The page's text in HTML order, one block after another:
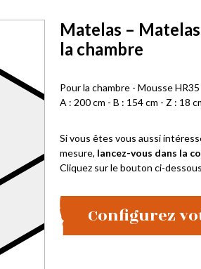
Matelas –
la chambre
Pour la chambre - Mousse
A : 200 cm - B : 154 cm - Z : 18
Si vous êtes vous aussi
mesure, lancez-vous dans la
Cliquez sur le bouton ci-
Configurez